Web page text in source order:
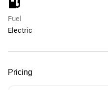
Fuel
Electric
Pricing